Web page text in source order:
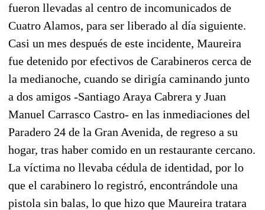
fueron llevadas al centro de incomunicados de
Cuatro Alamos, para ser liberado al día siguiente.
Casi un mes después de este incidente, Maureira
fue detenido por efectivos de Carabineros cerca de
la medianoche, cuando se dirigía caminando junto
a dos amigos -Santiago Araya Cabrera y Juan
Manuel Carrasco Castro- en las inmediaciones del
Paradero 24 de la Gran Avenida, de regreso a su
hogar, tras haber comido en un restaurante cercano.
La víctima no llevaba cédula de identidad, por lo
que el carabinero lo registró, encontrándole una
pistola sin balas, lo que hizo que Maureira tratara